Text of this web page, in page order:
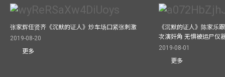
张家辉任贤齐《沉默的证人》炒车场口紧张刺激
2019-08-20
更多
《沉默的证人》陈家乐
次演奸角 无惧被运尸仪
2019-08-01
更多